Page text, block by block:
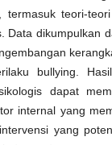
termasuk teori-
Data dikumpulkan
bullying.
dapat
internal yang
yang